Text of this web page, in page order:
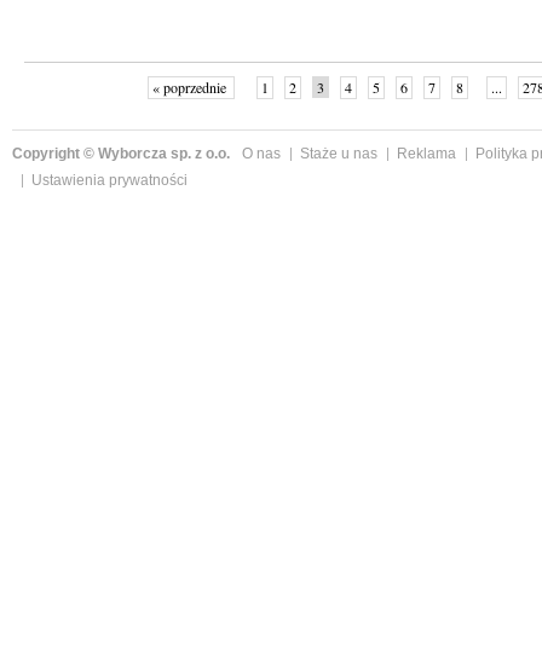
« poprzednie 1 2 3 4 5 6 7 8 ...
Copyright © Wyborcza sp. z o.o. O nas Staże u nas Reklama
Polityka
Ustawienia prywatności